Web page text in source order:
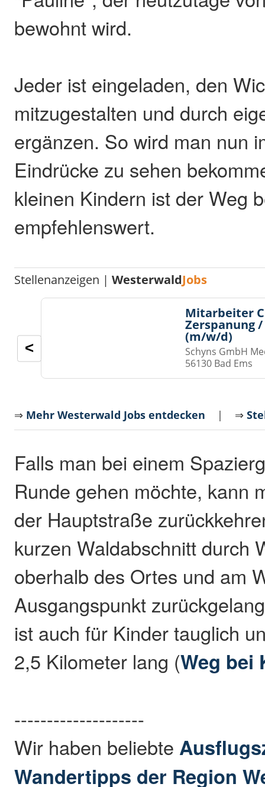
bewohnt wird.
Jeder ist eingeladen, den
mitzugestalten und durch
ergänzen. So wird man nun
Eindrücke zu sehen
kleinen Kindern ist der Weg
empfehlenswert.
Stellenanzeigen |WesterwaldJobs
Mitarbeiter
Zerspanung
(m/w/d)
Schyns GmbH
56130 Bad Ems
<
⇒ Mehr Westerwald Jobs entdecken | ⇒
Falls man bei einem
Runde gehen möchte, kann
der Hauptstraße
kurzen Waldabschnitt durch
oberhalb des Ortes und am
Ausgangspunkt
ist auch für Kinder tauglich
2,5 Kilometer lang (Weg bei
--------------------
Wir haben beliebte
Wandertipps der Region